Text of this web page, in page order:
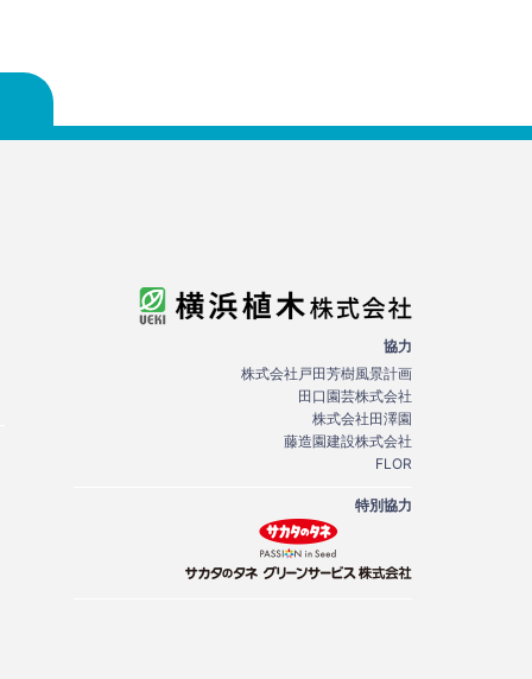
協力
株式会社戸田芳樹風景計画
田口園芸株式会社
株式会社田澤園
藤造園建設株式会社
FLOR
特別協力